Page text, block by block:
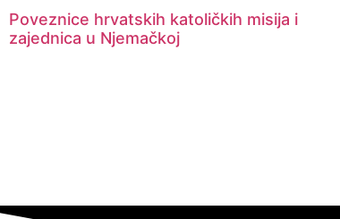
Poveznice hrvatskih katoličkih misija i
zajednica u Njemačkoj